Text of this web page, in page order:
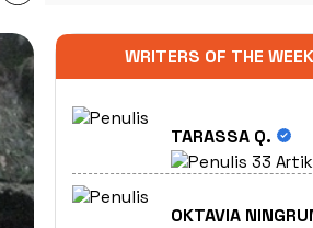
WRITERS OF THE WEEK
TARASSA Q.
33
OKTAVIA